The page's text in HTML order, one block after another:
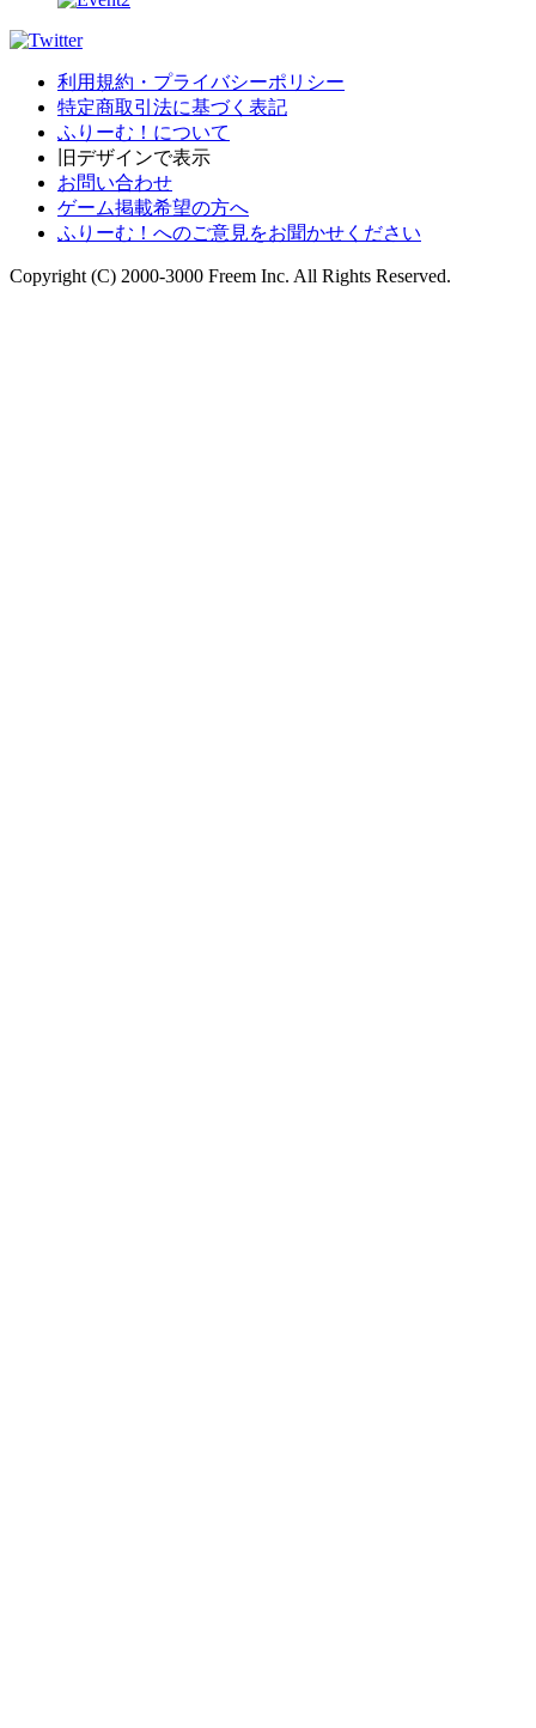
利用規約・プライバシーポリシー
特定商取引法に基づく表記
ふりーむ！について
旧デザインで表示
お問い合わせ
ゲーム掲載希望の方へ
ふりーむ！へのご意見をお聞かせください
Copyright (C) 2000-3000 Freem Inc. All Rights Reserved.